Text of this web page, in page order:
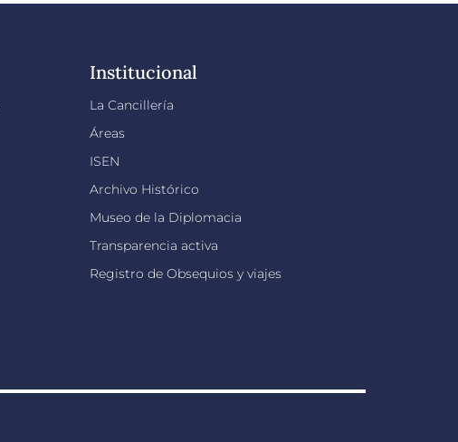
Institucional
La Cancillería
Áreas
ISEN
Archivo Histórico
Museo de la Diplomacia
Transparencia activa
Registro de Obsequios y viajes